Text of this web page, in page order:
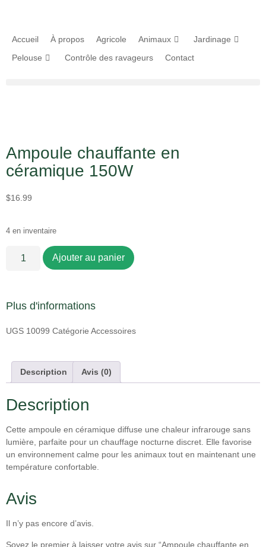
Accueil À propos Agricole Animaux
Jardinage
Pelouse
Contrôle des ravageurs Contact
Ampoule chauffante en
céramique 150W
$16.99
4 en inventaire
Ajouter au panier
Plus d'informations
UGS 10099 Catégorie Accessoires
Description Avis (0)
Description
Cette ampoule en céramique diffuse une chaleur infrarouge sans
lumière, parfaite pour un chauffage nocturne discret. Elle favorise
un environnement calme pour les animaux tout en maintenant une
température confortable.
Avis
Il n’y pas encore d’avis.
Soyez le premier à laisser votre avis sur “Ampoule chauffante en